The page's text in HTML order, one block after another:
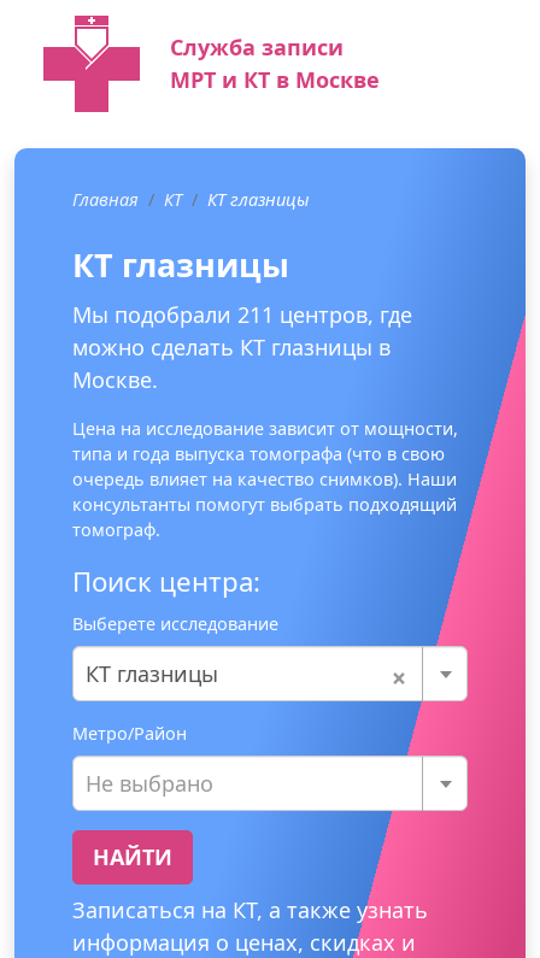
Служба записи
МРТ и КТ в Москве
Главная КТ КТ глазницы
КТ глазницы
Мы подобрали 211 центров, где
можно сделать КТ глазницы в
Москве.
Цена на исследование зависит от мощности,
типа и года выпуска томографа (что в свою
очередь влияет на качество снимков). Наши
консультанты помогут выбрать подходящий
томограф.
Поиск центра:
Выберете исследование
×
КТ глазницы
Метро/Район
Не выбрано
НАЙТИ
Записаться на КТ, а также узнать
информация о ценах, скидках и